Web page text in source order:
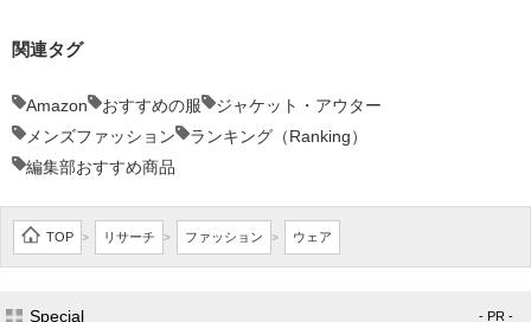
関連タグ
Amazon おすすめの服
ジャケット・アウター
メンズファッション
ランキング（Ranking）
編集部おすすめ商品
TOP > リサーチ > ファッション > ウェア
Special - PR -